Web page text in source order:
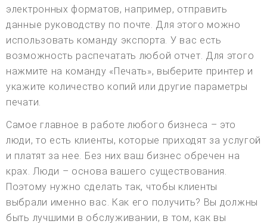
электронных форматов, например, отправить
данные руководству по почте. Для этого можно
использовать команду экспорта. У вас есть
возможность распечатать любой отчет. Для этого
нажмите на команду «Печать», выберите принтер и
укажите количество копий или другие параметры
печати.
Самое главное в работе любого бизнеса – это
люди, то есть клиенты, которые приходят за услугой
и платят за нее. Без них ваш бизнес обречен на
крах. Люди – основа вашего существования.
Поэтому нужно сделать так, чтобы клиенты
выбрали именно вас. Как его получить? Вы должны
быть лучшими в обслуживании, в том, как вы